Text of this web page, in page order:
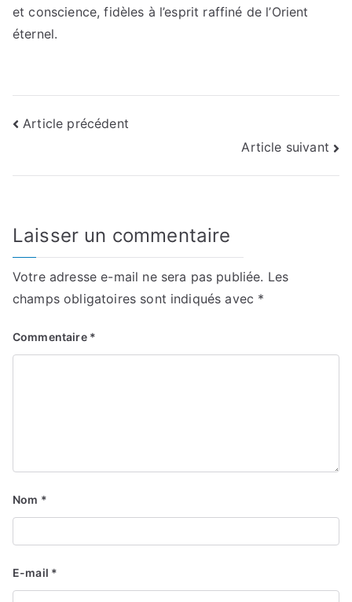
et conscience, fidèles à l’esprit raffiné de l’Orient
éternel.
Navigation
Article précédent
Article suivant
Laisser un commentaire
Votre adresse e-mail ne sera pas publiée. Les
champs obligatoires sont indiqués avec *
Commentaire *
Nom *
E-mail *